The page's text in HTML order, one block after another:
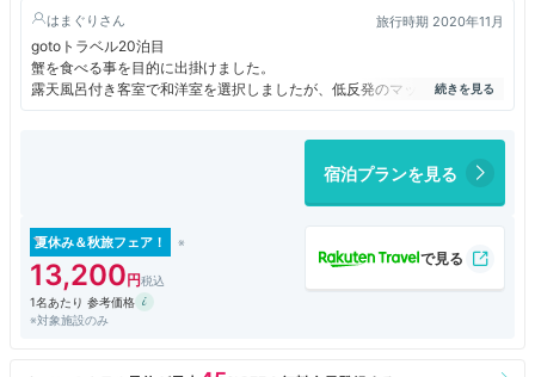
はまぐり 旅行時期 2020年11月
gotoトラベル20泊目
蟹を食べる事を目的に出掛けました。
露天風呂付き客室で和洋室を選択しましたが、低反発のマットレスのベッ
ドで寝心地が良いとは言えませんでした。いつでもは入れる客室の露天風
宿泊プランを見る
夏休み＆秋旅フェア！
13,200
1名あたり 参考価格
※対象施設のみ